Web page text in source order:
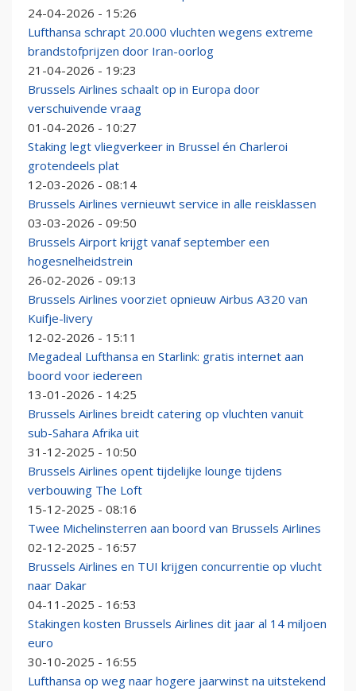
24-04-2026 - 15:26
Lufthansa schrapt 20.000 vluchten wegens extreme
brandstofprijzen door Iran-oorlog
21-04-2026 - 19:23
Brussels Airlines schaalt op in Europa door
verschuivende vraag
01-04-2026 - 10:27
Staking legt vliegverkeer in Brussel én Charleroi
grotendeels plat
12-03-2026 - 08:14
Brussels Airlines vernieuwt service in alle reisklassen
03-03-2026 - 09:50
Brussels Airport krijgt vanaf september een
hogesnelheidstrein
26-02-2026 - 09:13
Brussels Airlines voorziet opnieuw Airbus A320 van
Kuifje-livery
12-02-2026 - 15:11
Megadeal Lufthansa en Starlink: gratis internet aan
boord voor iedereen
13-01-2026 - 14:25
Brussels Airlines breidt catering op vluchten vanuit
sub-Sahara Afrika uit
31-12-2025 - 10:50
Brussels Airlines opent tijdelijke lounge tijdens
verbouwing The Loft
15-12-2025 - 08:16
Twee Michelinsterren aan boord van Brussels Airlines
02-12-2025 - 16:57
Brussels Airlines en TUI krijgen concurrentie op vlucht
naar Dakar
04-11-2025 - 16:53
Stakingen kosten Brussels Airlines dit jaar al 14 miljoen
euro
30-10-2025 - 16:55
Lufthansa op weg naar hogere jaarwinst na uitstekend